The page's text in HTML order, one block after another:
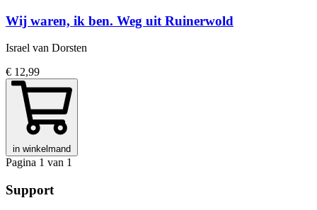
Wij waren, ik ben. Weg uit Ruinerwold
Israel van Dorsten
€ 12,99
in winkelmand
Pagina 1 van 1
Support